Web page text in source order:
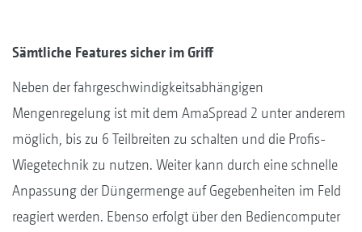
Sämtliche Features sicher im Griff
Neben der fahrgeschwindigkeitsabhängigen
Mengenregelung ist mit dem AmaSpread 2 unter anderem
möglich, bis zu 6 Teilbreiten zu schalten und die Profis-
Wiegetechnik zu nutzen. Weiter kann durch eine schnelle
Anpassung der Düngermenge auf Gegebenheiten im Feld
reagiert werden. Ebenso erfolgt über den Bediencomputer